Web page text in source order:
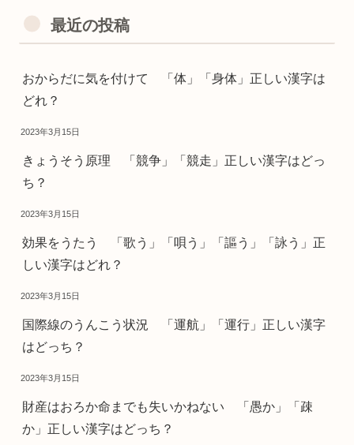
最近の投稿
おからだに気を付けて 「体」「身体」正しい漢字は
どれ？
2023年3月15日
きょうそう原理 「競争」「競走」正しい漢字はどっ
ち？
2023年3月15日
効果をうたう 「歌う」「唄う」「謳う」「詠う」正
しい漢字はどれ？
2023年3月15日
国際線のうんこう状況 「運航」「運行」正しい漢字
はどっち？
2023年3月15日
財産はおろか命までも失いかねない 「愚か」「疎
か」正しい漢字はどっち？